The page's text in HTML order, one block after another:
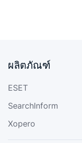
ผลิตภัณฑ์
ESET
SearchInform
Xopero